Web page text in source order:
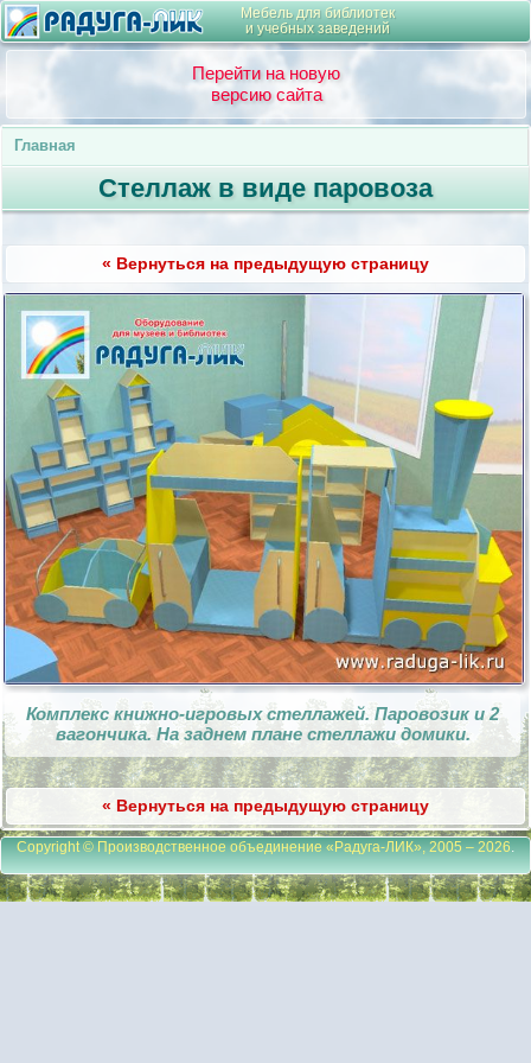
Мебель для библиотек
и учебных заведений
Перейти на новую
версию сайта
Главная
Стеллаж в виде паровоза
« Вернуться на предыдущую страницу
Комплекс книжно-игровых стеллажей. Паровозик и 2
вагончика. На заднем плане стеллажи домики.
« Вернуться на предыдущую страницу
Copyright © Производственное объединение «Радуга-ЛИК», 2005 – 2026.